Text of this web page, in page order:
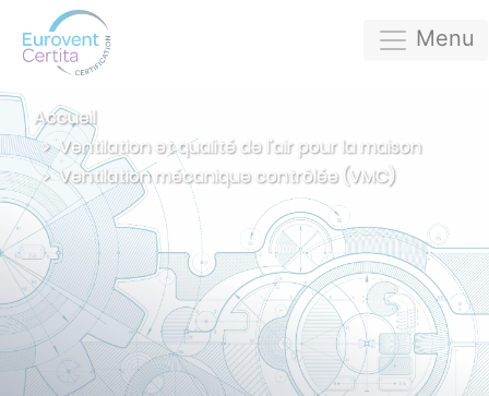
Menu
Accueil
Ventilation et qualité de l'air pour la maison
Ventilation mécanique contrôlée (VMC)